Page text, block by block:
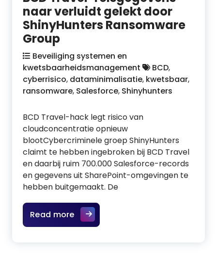
naar verluidt gelekt door
ShinyHunters Ransomware
Group
Beveiliging systemen en
kwetsbaarheidsmanagement
BCD,
cyberrisico, dataminimalisatie, kwetsbaar,
ransomware, Salesforce, Shinyhunters
BCD Travel-hack legt risico van
cloudconcentratie opnieuw
blootCybercriminele groep ShinyHunters
claimt te hebben ingebroken bij BCD Travel
en daarbij ruim 700.000 Salesforce-records
en gegevens uit SharePoint-omgevingen te
hebben buitgemaakt. De
Read more